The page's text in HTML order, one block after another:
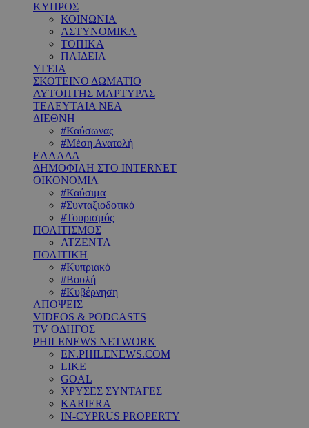
ΚΥΠΡΟΣ
ΚΟΙΝΩΝΙΑ
ΑΣΤΥΝΟΜΙΚΑ
ΤΟΠΙΚΑ
ΠΑΙΔΕΙΑ
ΥΓΕΙΑ
ΣΚΟΤΕΙΝΟ ΔΩΜΑΤΙΟ
ΑΥΤΟΠΤΗΣ ΜΑΡΤΥΡΑΣ
ΤΕΛΕΥΤΑΙΑ ΝΕΑ
ΔΙΕΘΝΗ
#Καύσωνας
#Μέση Ανατολή
ΕΛΛΑΔΑ
ΔΗΜΟΦΙΛΗ ΣΤΟ INTERNET
ΟΙΚΟΝΟΜΙΑ
#Καύσιμα
#Συνταξιοδοτικό
#Τουρισμός
ΠΟΛΙΤΙΣΜΟΣ
ΑΤΖΕΝΤΑ
ΠΟΛΙΤΙΚΗ
#Κυπριακό
#Βουλή
#Κυβέρνηση
ΑΠΟΨΕΙΣ
VIDEOS & PODCASTS
TV ΟΔΗΓΟΣ
PHILENEWS NETWORK
EN.PHILENEWS.COM
LIKE
GOAL
ΧΡΥΣΕΣ ΣΥΝΤΑΓΕΣ
KARIERA
IN-CYPRUS PROPERTY